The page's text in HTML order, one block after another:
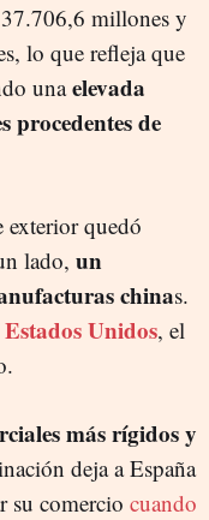
millones y
lo que refleja que
unaelevada
procedentes de
exterior quedó
lado, un
chinas.
Unidos, el
más rígidos y
deja a España
su comercio cuando